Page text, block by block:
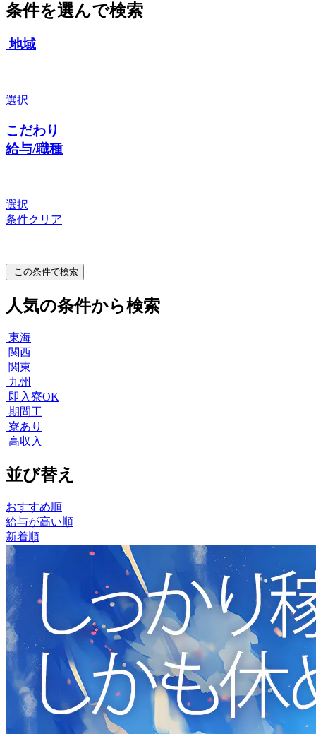
条件を選んで検索
地域
選択
こだわり
給与/職種
選択
条件クリア
この条件で検索
人気の条件から検索
東海
関西
関東
九州
即入寮OK
期間工
寮あり
高収入
並び替え
おすすめ順
給与が高い順
新着順